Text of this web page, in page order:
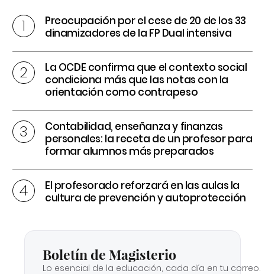
Preocupación por el cese de 20 de los 33
dinamizadores de la FP Dual intensiva
La OCDE confirma que el contexto social
condiciona más que las notas con la
orientación como contrapeso
Contabilidad, enseñanza y finanzas
personales: la receta de un profesor para
formar alumnos más preparados
El profesorado reforzará en las aulas la
cultura de prevención y autoprotección
Boletín de Magisterio
Lo esencial de la educación, cada día en tu correo.